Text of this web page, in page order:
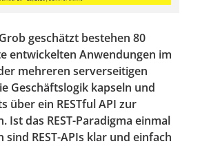
geschätzt bestehen 80
entwickelten Anwendungen im
mehreren serverseitigen
Geschäftslogik kapseln und
über ein RESTful API zur
Ist das REST-Paradigma einmal
REST-APIs klar und einfach